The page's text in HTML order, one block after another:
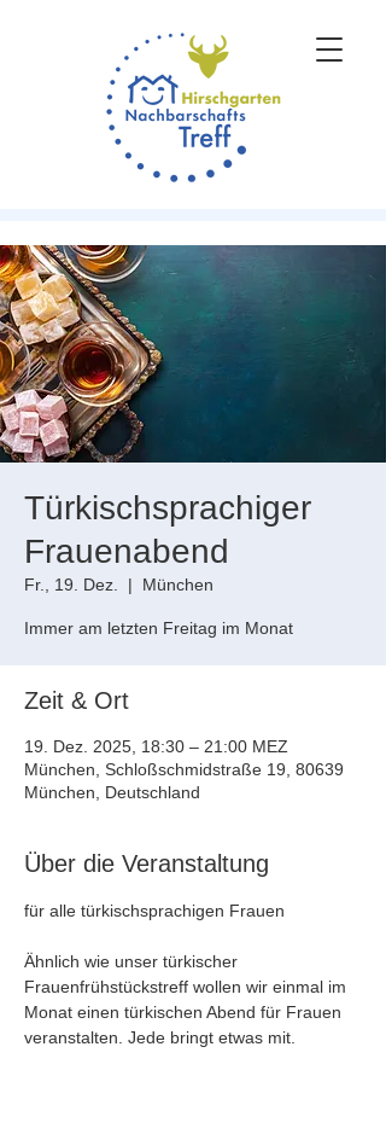
Türkischsprachiger
Frauenabend
Fr., 19. Dez.
  |
München
Zeit & Ort
19. Dez. 2025, 18:30 – 21:00 MEZ
München, Schloßschmidstraße 19, 80639
München, Deutschland
Über die Veranstaltung
für alle türkischsprachigen Frauen
Ähnlich wie unser türkischer
Frauenfrühstückstreff wollen wir einmal im
Monat einen türkischen Abend für Frauen
veranstalten. Jede bringt etwas mit.